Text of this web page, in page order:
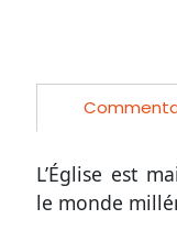
L’Église est
le monde